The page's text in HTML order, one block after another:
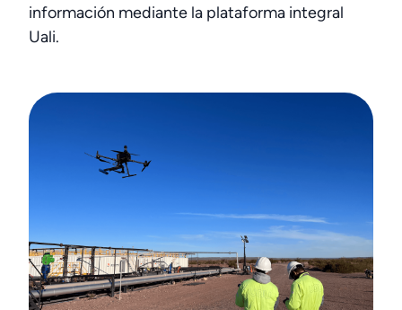
información mediante la plataforma integral
Uali.